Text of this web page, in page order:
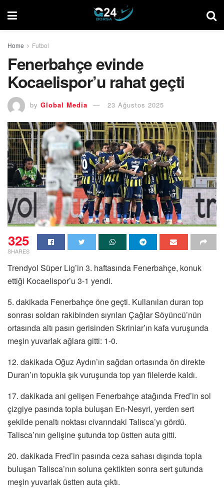
Home Futbol
Fenerbahçe evinde
Kocaelispor’u rahat geçti
by Global Media 23 Ağustos 2025
325
SHARES
Trendyol Süper Lig’in 3. haftasında Fenerbahçe, konuk
ettiği Kocaelispor’u 3-1 yendi.
5. dakikada Fenerbahçe öne geçti. Kullanılan duran top
sonrası soldan rakibinden sıyrılan Çağlar Söyüncü’nün
ortasında altı pasın gerisinden Skriniar’ın kafa vuruşunda
meşin yuvarlak ağlara gitti: 1-0.
12. dakikada Oğuz Aydın’ın sağdan ortasında ön direkte
Duran’ın topukla şık vuruşunda top yan filelerde kaldı.
17. dakikada ani gelişen Fenerbahçe atağında Fred’in sol
çizgiye pasında topla buluşan En-Nesyri, yerden sert
şekilde penaltı noktası civarındaki Talisca’yı gördü.
Talisca’nın gelişine şutunda top üstten auta gitti.
20. dakikada Fred’in pasında ceza sahası dışında topla
buluşan Talisca’nın soluna çektikten sonra sert şutunda
meşin yuvarlak üstten auta çıktı.